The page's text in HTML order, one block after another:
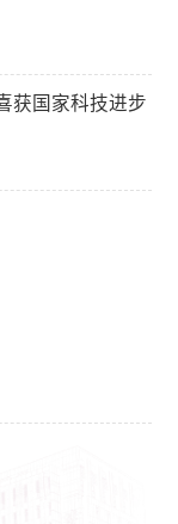
获国家科技进步